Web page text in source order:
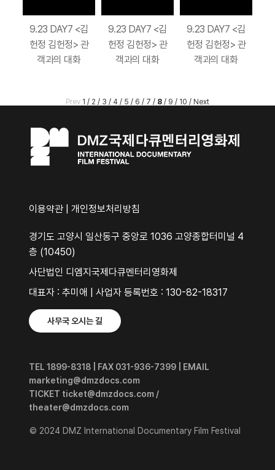
9.23 DAY7 <김
헌정 김헌정> 관
객과의 대화
9.23 DAY7 <김
헌정 김헌정> 관
객과의 대화
9.23 DAY7 <김
헌정 김헌정> 관
객과의 대화
Prev 1 / 2 / 3 / 4 / 5 / 6 / 7 / 8 / 9 / 10 / Next
이용약관 개인정보처리방침
경기도 고양시 일산동구 중앙로 1036 고양종합터미널 4
층 (10450)
사단법인 디엠지국제다큐멘터리영화제
대표자 : 추미애 | 사업자 등록번호 : 130-82-18317
사무국 오시는 길
TEL 1899-8318 | FAX 031-936-7399 | EMAIL
marketing@dmzdocs.com
TICKET ticket@dmzdocs.com /
theater@dmzdocs.com
© 2024 DMZ International Documentary Film Festival